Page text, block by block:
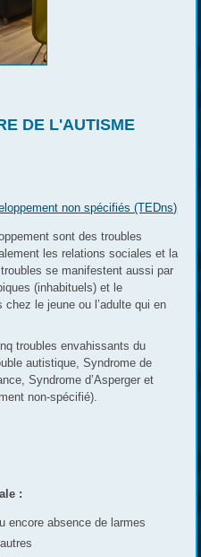
DE L'AUTISME
non spécifiés (TEDns)
sont des troubles
les relations sociales et la
se manifestent aussi par
(inhabituels) et le
chez le jeune ou l’adulte qui en
troubles envahissants du
autistique, Syndrome de
Syndrome d’Asperger et
non-spécifié).
:
encore absence de larmes